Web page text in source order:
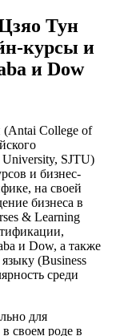
Тун
курсы и
и Dow
College of
University, SJTU)
и бизнес-
на своей
бизнеса в
& Learning
и Dow, а также
(Business
среди
для
своем роде в